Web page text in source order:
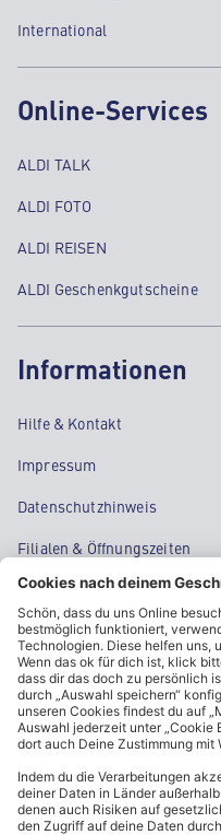
International
Online-Services
ALDI TALK
ALDI FOTO
ALDI REISEN
ALDI Geschenkgutscheine
Informationen
Hilfe & Kontakt
Impressum
Datenschutzhinweis
Filialen & Öffnungszeiten
Kontakt
Cookie-Einstellungen
Kundeninformationen
ALDI Nord folgen